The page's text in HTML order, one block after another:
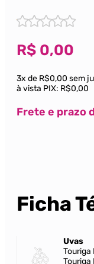
R$ 0,00
3x de R$0,00 sem
à vista PIX: R$0,00
Frete e prazo
Ficha
Uvas
Touriga
Touriga